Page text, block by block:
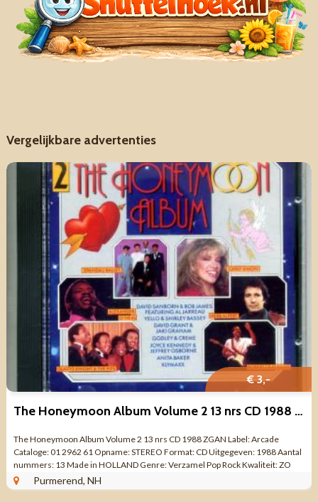
Vergelijkbare advertenties
€ 3,-
The Honeymoon Album Volume 2 13 nrs CD 1988 ZGAN
The Honeymoon Album Volume 2 13 nrs CD 1988 ZGAN Label: Arcade
Cataloge: 01 2962 61 Opname: STEREO Format: CD Uitgegeven: 1988 Aantal
nummers: 13 Made in HOLLAND Genre: Verzamel Pop Rock Kwaliteit: ZO
GOED ALS NIEUW Tracklist ...
Purmerend, NH